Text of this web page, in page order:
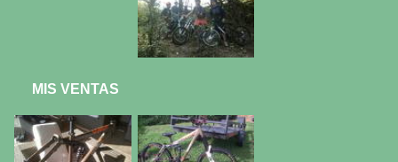
MIS VENTAS